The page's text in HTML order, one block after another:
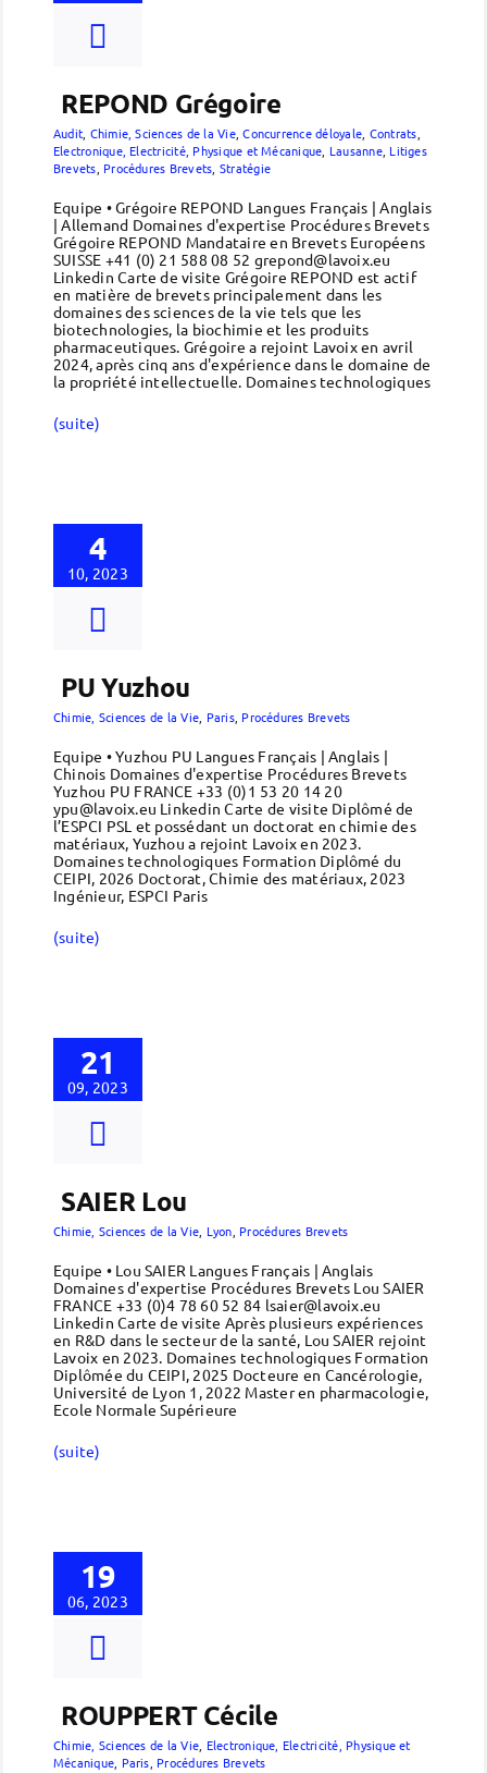
REPOND Grégoire
Audit Chimie, Sciences de la Vie,Concurrence déloyale Contrats
Electronique, Electricité, Physique et Mécanique Lausanne, Litiges
Brevets Procédures Brevets Stratégie
Equipe • Grégoire REPOND Langues Français | Anglais
| Allemand Domaines d'expertise Procédures Brevets
Grégoire REPOND Mandataire en Brevets Européens
SUISSE +41 (0) 21 588 08 52 grepond@lavoix.eu
Linkedin Carte de visite Grégoire REPOND est actif
en matière de brevets principalement dans les
domaines des sciences de la vie tels que les
biotechnologies, la biochimie et les produits
pharmaceutiques. Grégoire a rejoint Lavoix en avril
2024, après cinq ans d'expérience dans le domaine de
la propriété intellectuelle. Domaines technologiques
(suite)
4
10, 2023
PU Yuzhou
Chimie, Sciences de la Vie Paris, Procédures Brevets
Equipe • Yuzhou PU Langues Français | Anglais |
Chinois Domaines d'expertise Procédures Brevets
Yuzhou PU FRANCE +33 (0)1 53 20 14 20
ypu@lavoix.eu Linkedin Carte de visite Diplômé de
l’ESPCI PSL et possédant un doctorat en chimie des
matériaux, Yuzhou a rejoint Lavoix en 2023.
Domaines technologiques Formation Diplômé du
CEIPI, 2026 Doctorat, Chimie des matériaux, 2023
Ingénieur, ESPCI Paris
(suite)
21
09, 2023
SAIER Lou
Chimie, Sciences de la Vie Lyon Procédures Brevets
Equipe • Lou SAIER Langues Français | Anglais
Domaines d'expertise Procédures Brevets Lou SAIER
FRANCE +33 (0)4 78 60 52 84 lsaier@lavoix.eu
Linkedin Carte de visite Après plusieurs expériences
en R&D dans le secteur de la santé, Lou SAIER rejoint
Lavoix en 2023. Domaines technologiques Formation
Diplômée du CEIPI, 2025 Docteure en Cancérologie,
Université de Lyon 1, 2022 Master en pharmacologie,
Ecole Normale Supérieure
(suite)
19
06, 2023
ROUPPERT Cécile
Chimie, Sciences de la Vie Electronique, Electricité, Physique et
Mécanique Paris Procédures Brevets